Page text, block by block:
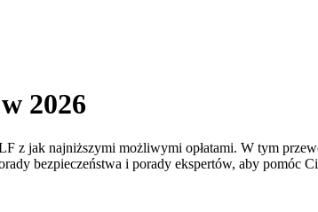
2026
z jak najniższymi możliwymi opłatami. W tym
bezpieczeństwa i porady ekspertów, aby pomóc